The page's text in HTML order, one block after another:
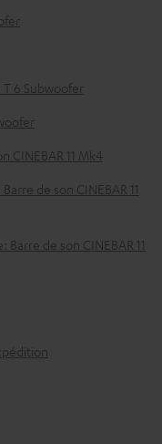
6 Subwoofer
CINEBAR 11 Mk4
de son CINEBAR 11
de son CINEBAR 11